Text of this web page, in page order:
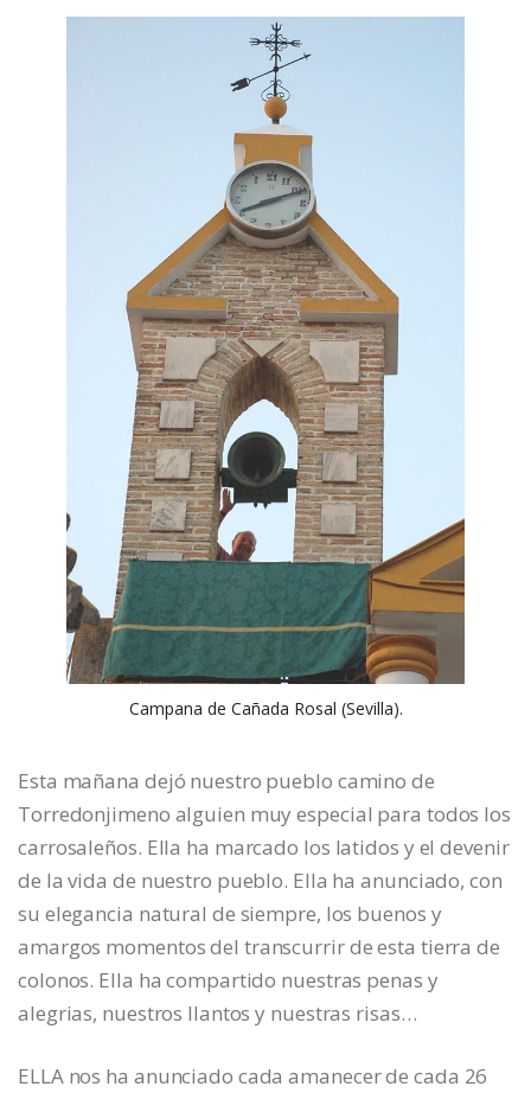
Campana de Cañada Rosal (Sevilla).
Esta mañana dejó nuestro pueblo camino de
Torredonjimeno alguien muy especial para todos los
carrosaleños. Ella ha marcado los latidos y el devenir
de la vida de nuestro pueblo. Ella ha anunciado, con
su elegancia natural de siempre, los buenos y
amargos momentos del transcurrir de esta tierra de
colonos. Ella ha compartido nuestras penas y
alegrias, nuestros llantos y nuestras risas…
ELLA nos ha anunciado cada amanecer de cada 26